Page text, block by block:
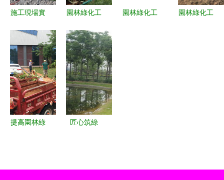
施工現場實
林綠化工程
的魅力
園林綠化工
現場實拍看
生態美學的
誕生
園林綠化工
園林綠化工
提高園林綠
匠心筑綠